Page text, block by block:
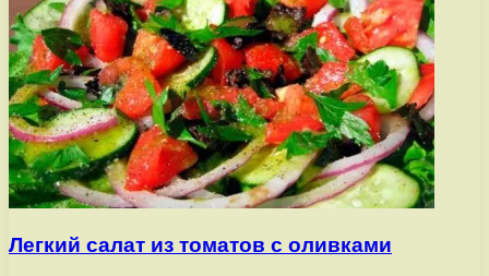
Легкий салат из томатов с оливками